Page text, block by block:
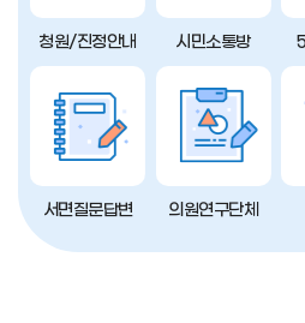
청원/진정안내 시민소통방
서면질문답변 의원연구단체